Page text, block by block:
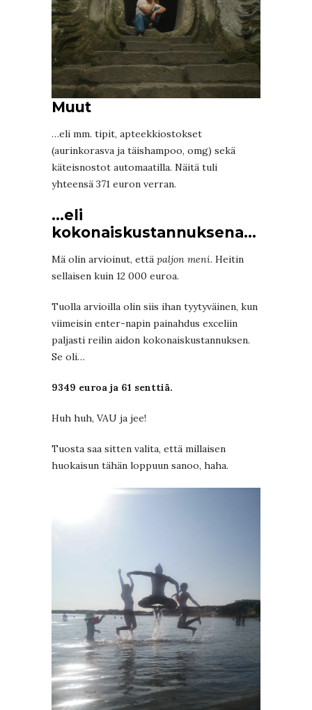
Muut
…eli mm. tipit, apteekkiostokset
(aurinkorasva ja täishampoo, omg) sekä
käteisnostot automaatilla. Näitä tuli
yhteensä 371 euron verran.
…eli
kokonaiskustannuksena…
Mä olin arvioinut, että paljon meni. Heitin
sellaisen kuin 12 000 euroa.
Tuolla arvioilla olin siis ihan tyytyväinen, kun
viimeisin enter-napin painahdus exceliin
paljasti reilin aidon kokonaiskustannuksen.
Se oli…
9349 euroa ja 61 senttiä.
Huh huh, VAU ja jee!
Tuosta saa sitten valita, että millaisen
huokaisun tähän loppuun sanoo, haha.